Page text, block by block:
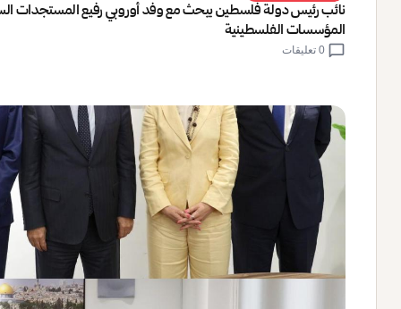
نائب رئيس دولة فلسطين يبحث مع وفد أوروبي رفيع المستجدات
المؤسسات الفلسطينية
chat_bubble